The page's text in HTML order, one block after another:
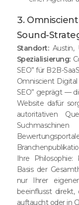
3.
Sound-
Standort:Austin,
Spezialisierung:
SEO” für B2B-
Omniscient
SEO” geprägt —
Website dafür
autoritativen
Ihre
Basis der
nur Ihrer
beeinflusst
auftaucht oder in